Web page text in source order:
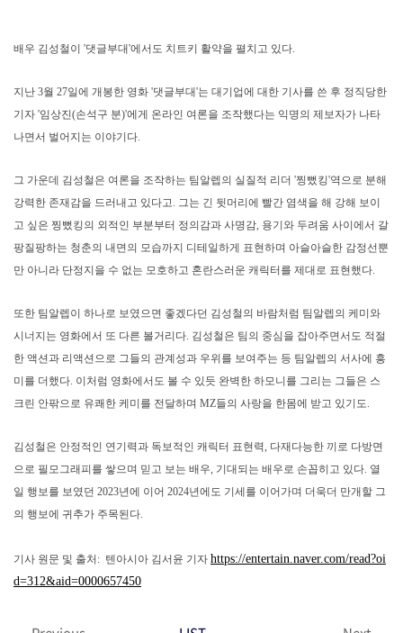
배우 김성철이 '댓글부대'에서도 치트키 활약을 펼치고 있다.
지난 3월 27일에 개봉한 영화 '댓글부대'는 대기업에 대한 기사를 쓴 후 정직당한
기자 '임상진(손석구 분)'에게 온라인 여론을 조작했다는 익명의 제보자가 나타
나면서 벌어지는 이야기다.
그 가운데 김성철은 여론을 조작하는 팀알렙의 실질적 리더 '찡뻤킹'역으로 분해
강력한 존재감을 드러내고 있다고. 그는 긴 뒷머리에 빨간 염색을 해 강해 보이
고 싶은 찡뻤킹의 외적인 부분부터 정의감과 사명감, 용기와 두려움 사이에서 갈
팡질팡하는 청춘의 내면의 모습까지 디테일하게 표현하며 아슬아슬한 감정선뿐
만 아니라 단정지을 수 없는 모호하고 혼란스러운 캐릭터를 제대로 표현했다.
또한 팀알렙이 하나로 보였으면 좋겠다던 김성철의 바람처럼 팀알렙의 케미와
시너지는 영화에서 또 다른 볼거리다. 김성철은 팀의 중심을 잡아주면서도 적절
한 액션과 리액션으로 그들의 관계성과 우위를 보여주는 등 팀알렙의 서사에 흥
미를 더했다. 이처럼 영화에서도 볼 수 있듯 완벽한 하모니를 그리는 그들은 스
크린 안팎으로 유쾌한 케미를 전달하며 MZ들의 사랑을 한몸에 받고 있기도.
김성철은 안정적인 연기력과 독보적인 캐릭터 표현력, 다재다능한 끼로 다방면
으로 필모그래피를 쌓으며 믿고 보는 배우, 기대되는 배우로 손꼽히고 있다. 열
일 행보를 보였던 2023년에 이어 2024년에도 기세를 이어가며 더욱더 만개할 그
의 행보에 귀추가 주목된다.
기사 원문 및 출처: 텐아시아 김서윤 기자 https://entertain.naver.com/read?oi
d=312&aid=0000657450